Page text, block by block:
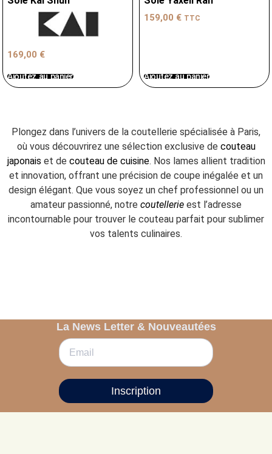
169,00 €
Ajoutez au panier
159,00 € TTC
Ajoutez au panier
Plongez dans l’univers de la coutellerie spécialisée à Paris,
où vous découvrirez une sélection exclusive de couteau
japonais et de couteau de cuisine. Nos lames allient tradition
et innovation, offrant une précision de coupe inégalée et un
design élégant. Que vous soyez un chef professionnel ou un
amateur passionné, notre coutellerie est l’adresse
incontournable pour trouver le couteau parfait pour sublimer
vos talents culinaires.
La News Letter & Nouveautées
Inscription